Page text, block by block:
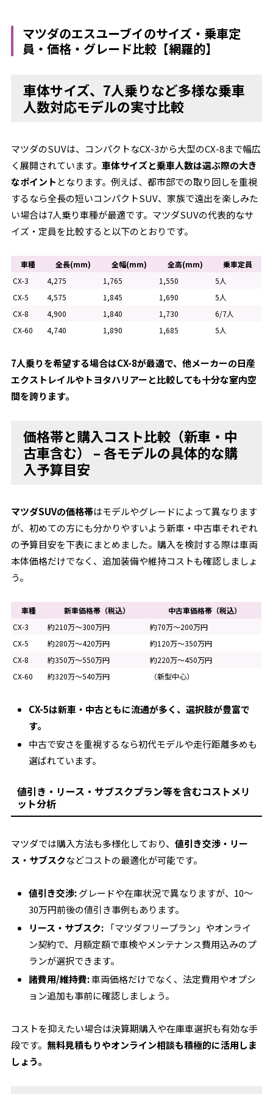
マツダのエスユーブイのサイズ・乗車定
員・価格・グレード比較【網羅的】
車体サイズ、7人乗りなど多様な乗車
人数対応モデルの実寸比較
マツダのSUVは、コンパクトなCX-3から大型のCX-8まで幅広
く展開されています。車体サイズと乗車人数は選ぶ際の大き
なポイント となります。例えば、都市部での取り回しを重視
するなら全長の短いコンパクトSUV、家族で遠出を楽しみた
い場合は7人乗り車種が最適です。マツダSUVの代表的なサ
イズ・定員を比較すると以下のとおりです。
車種 全長(mm) 全幅(mm) 全高(mm)
乗車定員
CX-3
4,275 1,765 1,550
5人
CX-5
4,575 1,845 1,690
5人
CX-8
4,900 1,840 1,730
6/7人
CX-60
4,740 1,890 1,685 5人
7人乗りを希望する場合はCX-8が最適で、他メーカーの日産
エクストレイルやトヨタハリアーと比較しても十分な室内空
間を誇ります。
価格帯と購入コスト比較（新車・中
古車含む） – 各モデルの具体的な購
入予算目安
マツダSUVの価格帯はモデルやグレードによって異なります
が、初めての方にも分かりやすいよう新車・中古車それぞれ
の予算目安を下表にまとめました。購入を検討する際は車両
本体価格だけでなく、追加装備や維持コストも確認しましょ
う。
車種 新車価格帯（税込）
中古車価格帯（税込）
CX-3
約210万～300万円
約70万～200万円
CX-5
約280万～420万円
約120万～350万円
CX-8
約350万～550万円
約220万～450万円
CX-60
約320万～540万円 （新型中心）
CX-5は新車・中古ともに流通が多く、選択肢が豊富で
す。
中古で安さを重視するなら初代モデルや走行距離多めも
選ばれています。
値引き・リース・サブスクプラン等を含むコストメリ
ット分析
マツダでは購入方法も多様化しており、値引き交渉・リー
ス・サブスクなどコストの最適化が可能です。
値引き交渉:グレードや在庫状況で異なりますが、10～
30万円前後の値引き事例もあります。
リース・サブスク: 「マツダフリープラン」やオンライ
ン契約で、月額定額で車検やメンテナンス費用込みのプ
ランが選択できます。
諸費用/維持費:車両価格だけでなく、法定費用やオプシ
ョン追加も事前に確認しましょう。
コストを抑えたい場合は決算期購入や在庫車選択も有効な手
段です。無料見積もりやオンライン相談も積極的に活用しま
しょう。